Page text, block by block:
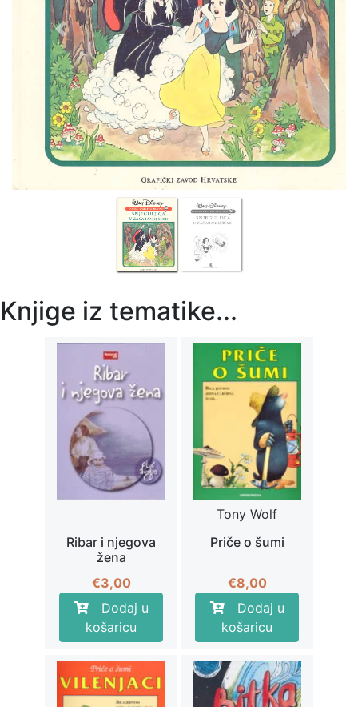
Previous Next
Knjige iz tematike...
Ribar i njegova
žena
€3,00
Dodaj u
košaricu
Tony Wolf
Priče o šumi
€8,00
Dodaj u
košaricu